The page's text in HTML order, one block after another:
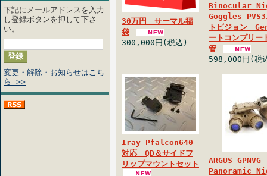
下記にメールアドレスを入力
し登録ボタンを押して下さ
い。
変更・解除・お知らせはこち
ら >>
30万円 サーマル福
袋
300,000円(税込)
Binocular
Goggles
トビジョン
ートコンプリー
管
598,000円(税
Iray Pfalcon640
対応 QD＆サイドフ
リップマウントセット
ARGUS
Panoramic